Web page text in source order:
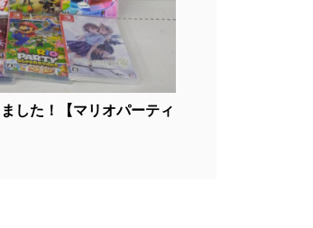
した！【マリオパーティ